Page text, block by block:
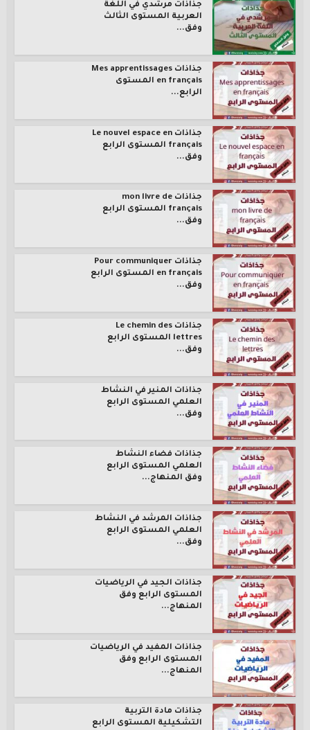
جذاذات مرشدي في اللغة
العربية المستوى الثالث
وفق...
جذاذات Mes apprentissages
en français المستوى
الرابع...
جذاذات Le nouvel espace en
français المستوى الرابع
وفق...
جذاذات mon livre de
français المستوى الرابع
وفق...
جذاذات Pour communiquer
en français المستوى الرابع
وفق...
جذاذات Le chemin des
lettres المستوى الرابع
وفق...
جذاذات المنير في النشاط
العلمي المستوى الرابع
وفق...
جذاذات فضاء النشاط
العلمي المستوى الرابع
وفق المنهاج...
جذاذات المرشد في النشاط
العلمي المستوى الرابع
وفق...
جذاذات الجيد في الرياضيات
المستوى الرابع وفق
المنهاج...
جذاذات المفيد في الرياضيات
المستوى الرابع وفق
المنهاج...
جذاذات مادة التربية
التشكيلية المستوى الرابع